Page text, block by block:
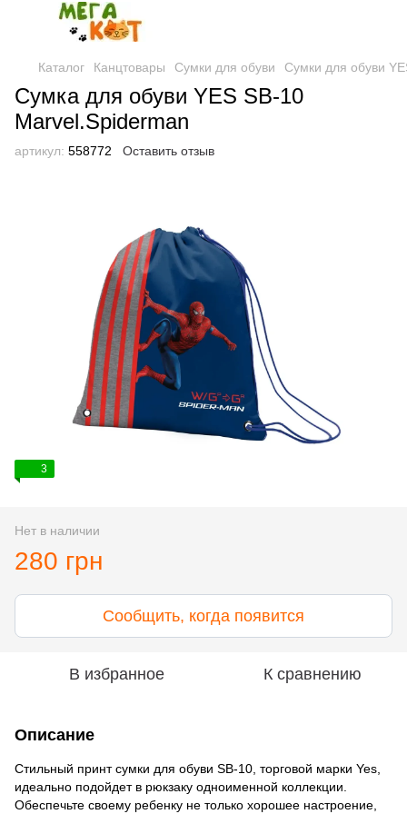
Каталог Канцтовары Сумки для обуви Сумки для обуви
Сумка для обуви YES SB-10
Marvel.Spiderman
артикул: 558772 Оставить отзыв
3
Нет в наличии
280 грн
Сообщить, когда появится
В избранное К сравнению
Описание
Стильный принт сумки для обуви SB-10, торговой марки Yes,
идеально подойдет в рюкзаку одноименной коллекции.
Обеспечьте своему ребенку не только хорошее настроение,